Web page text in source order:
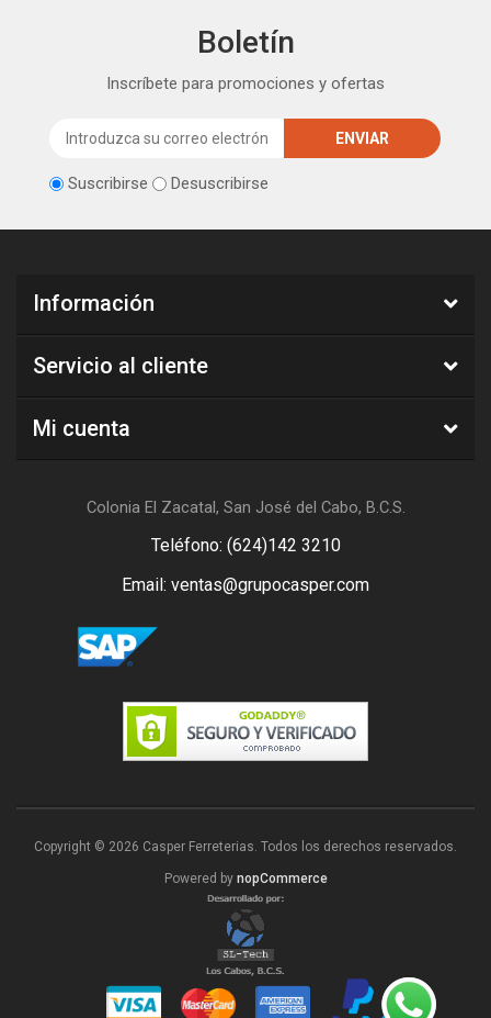
Boletín
Inscríbete para promociones y ofertas
Suscribirse Desuscribirse
Información
Servicio al cliente
Mi cuenta
Colonia El Zacatal, San José del Cabo, B.C.S.
Teléfono: (624)142 3210
Email: ventas@grupocasper.com
Copyright © 2026 Casper Ferreterias. Todos los derechos reservados.
Powered by nopCommerce